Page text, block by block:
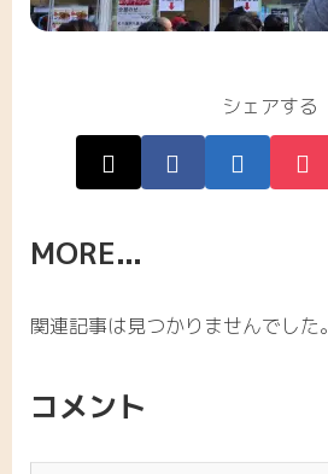
シェアする
MORE...
関連記事は見つかりませんでした。
コメント